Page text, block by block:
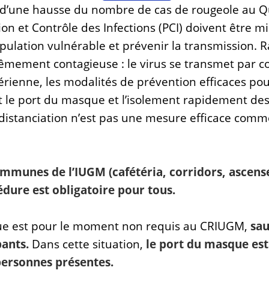
hausse du nombre de cas de rougeole au
et Contrôle des Infections (PCI) doivent être
vulnérable et prévenir la transmission.
contagieuse : le virus se transmet par
les modalités de prévention efficaces
port du masque et l’isolement rapidement
n’est pas une mesure efficace
de l’IUGM (cafétéria, corridors,
est obligatoire pour tous.
est pour le moment non requis au CRIUGM,
Dans cette situation, le port du masque est
présentes.